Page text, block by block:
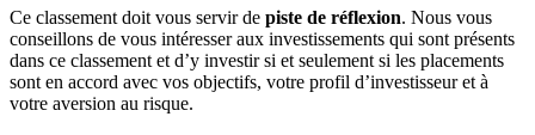
Ce classement doit vous servir de piste de réflexion. Nous vous
conseillons de vous intéresser aux investissements qui sont présents
dans ce classement et d’y investir si et seulement si les placements
sont en accord avec vos objectifs, votre profil d’investisseur et à
votre aversion au risque.